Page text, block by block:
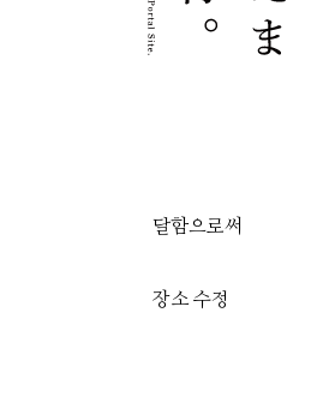
달함으로써
장소 수정